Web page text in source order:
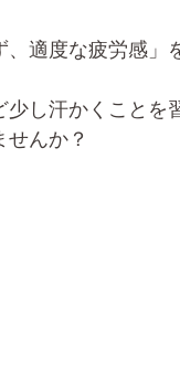
適度な疲労感」
少し汗かくこと
んか？